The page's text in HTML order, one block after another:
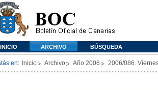
INICIO ARCHIVO BÚSQUEDA
en: Inicio Archivo Año 2006 2006/086.